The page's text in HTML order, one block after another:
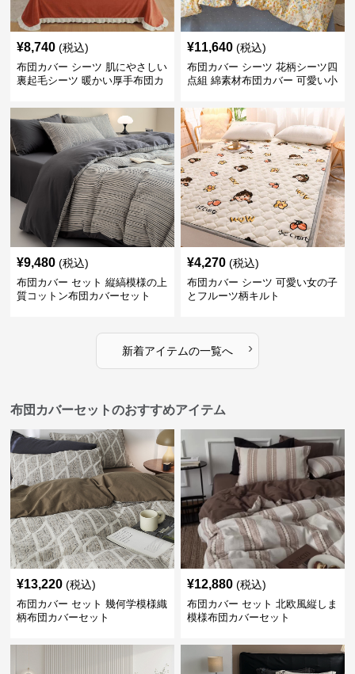
¥8,740 (税込)
布団カバー シーツ 肌にやさしい
裏起毛シーツ 暖かい厚手布団カ
¥11,640 (税込)
布団カバー シーツ 花柄シーツ四
点組 綿素材布団カバー 可愛い小
¥9,480 (税込)
布団カバー セット 縦縞模様の上
質コットン布団カバーセット
¥4,270 (税込)
布団カバー シーツ 可愛い女の子
とフルーツ柄キルト
新着アイテムの一覧へ ›
布団カバーセットのおすすめアイテム
¥13,220 (税込)
布団カバー セット 幾何学模様織
柄布団カバーセット
¥12,880 (税込)
布団カバー セット 北欧風縦しま
模様布団カバーセット